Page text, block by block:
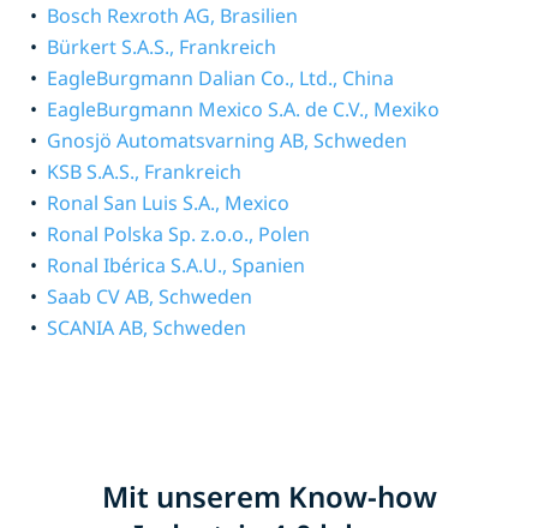
Bosch Rexroth AG, Brasilien
Bürkert S.A.S., Frankreich
EagleBurgmann Dalian Co., Ltd., China
EagleBurgmann Mexico S.A. de C.V., Mexiko
Gnosjö Automatsvarning AB, Schweden
KSB S.A.S., Frankreich
Ronal San Luis S.A., Mexico
Ronal Polska Sp. z.o.o., Polen
Ronal Ibérica S.A.U., Spanien
Saab CV AB, Schweden
SCANIA AB, Schweden
Mit unserem Know-how